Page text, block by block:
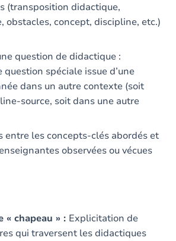
(transposition didactique,
obstacles, concept, discipline, etc.)
question de didactique :
spéciale issue d’une
dans un autre contexte (soit
source, soit dans une autre
entre les concepts-clés abordés et
observées ou vécues
« chapeau » : Explicitation de
qui traversent les didactiques